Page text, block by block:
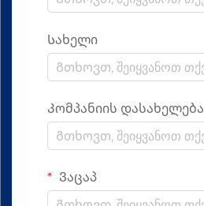
Სახელი
Კომპანიის დასახელება
Ვაცაპ